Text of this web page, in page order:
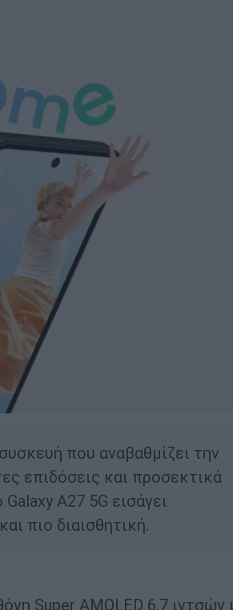
που αναβαθμίζει την
επιδόσεις και προσεκτικά
A27 5G εισάγει
πιο διαισθητική.
Super AMOLED 6,7 ιντσών